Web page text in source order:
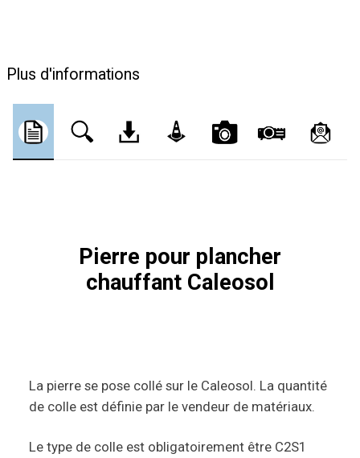
Plus d'informations
Pierre pour plancher
chauffant Caleosol
La pierre se pose collé sur le Caleosol. La quantité
de colle est définie par le vendeur de matériaux.
Le type de colle est obligatoirement être C2S1